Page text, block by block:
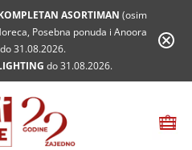
ASORTIMAN (osim
Posebna ponuda i Anoora
31.08.2026.
do 31.08.2026.